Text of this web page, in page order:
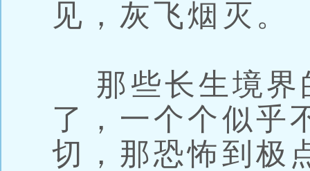
见，灰飞烟灭。
那些长生境界
了，一个个似乎
切，那恐怖到极